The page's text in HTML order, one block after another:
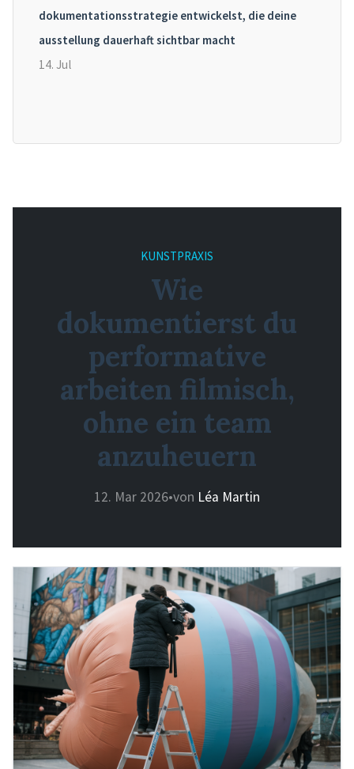
dokumentationsstrategie entwickelst, die deine
ausstellung dauerhaft sichtbar macht
14. Jul
KUNSTPRAXIS
Wie
dokumentierst du
performative
arbeiten filmisch,
ohne ein team
anzuheuern
12. Mar 2026•von Léa Martin